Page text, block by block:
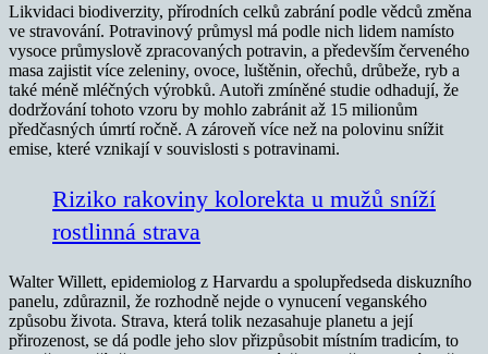
Likvidaci biodiverzity, přírodních celků zabrání podle vědců změna
ve stravování. Potravinový průmysl má podle nich lidem namísto
vysoce průmyslově zpracovaných potravin, a především červeného
masa zajistit více zeleniny, ovoce, luštěnin, ořechů, drůbeže, ryb a
také méně mléčných výrobků. Autoři zmíněné studie odhadují, že
dodržování tohoto vzoru by mohlo zabránit až 15 milionům
předčasných úmrtí ročně. A zároveň více než na polovinu snížit
emise, které vznikají v souvislosti s potravinami.
Riziko rakoviny kolorekta u mužů sníží
rostlinná strava
Walter Willett, epidemiolog z Harvardu a spolupředseda diskuzního
panelu, zdůraznil, že rozhodně nejde o vynucení veganského
způsobu života. Strava, která tolik nezasahuje planetu a její
přirozenost, se dá podle jeho slov přizpůsobit místním tradicím, to